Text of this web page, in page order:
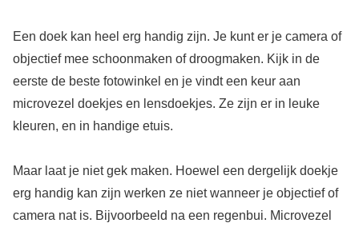
Een doek kan heel erg handig zijn. Je kunt er je camera of
objectief mee schoonmaken of droogmaken. Kijk in de
eerste de beste fotowinkel en je vindt een keur aan
microvezel doekjes en lensdoekjes. Ze zijn er in leuke
kleuren, en in handige etuis.
Maar laat je niet gek maken. Hoewel een dergelijk doekje
erg handig kan zijn werken ze niet wanneer je objectief of
camera nat is. Bijvoorbeeld na een regenbui. Microvezel